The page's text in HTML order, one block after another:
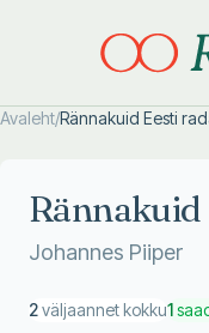
Avaleht/Rännakuid Eesti
Johannes Piiper
2väljaannet kokku1